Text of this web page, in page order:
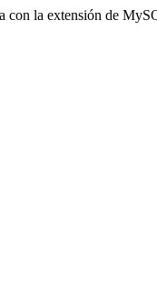
con la extensión de